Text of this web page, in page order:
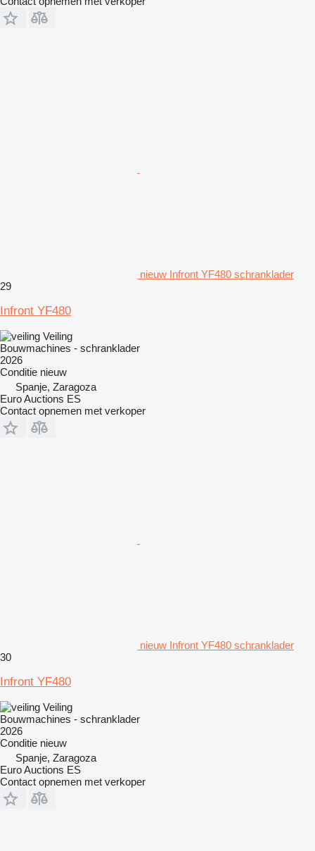
nieuw Infront YF480 schranklader
29
Infront YF480
Veiling
Bouwmachines - schranklader
2026
Conditie nieuw
Spanje, Zaragoza
Euro Auctions ES
Contact opnemen met verkoper
nieuw Infront YF480 schranklader
30
Infront YF480
Veiling
Bouwmachines - schranklader
2026
Conditie nieuw
Spanje, Zaragoza
Euro Auctions ES
Contact opnemen met verkoper